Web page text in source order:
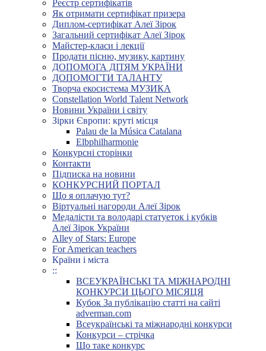
Реєстр сертифікатів
Як отримати сертифікат призера
Диплом-сертифікат Алеї Зірок
Загальний сертифікат Алеї Зірок
Майстер-класи і лекції
Продати пісню, музику, картину
ДОПОМОГА ДІТЯМ УКРАЇНИ
ДОПОМОГТИ ТАЛАНТУ
Творча екосистема МУЗИКА
Constellation World Talent Network
Новини України і світу
Зірки Європи: круті місця
Palau de la Música Catalana
Elbphilharmonie
Конкурсні сторінки
Контакти
Підписка на новини
КОНКУРСНИЙ ПОРТАЛ
Що я оплачую тут?
Віртуальні нагороди Алеї Зірок
Медалісти та володарі статуеток і кубків
Алеї Зірок України
Alley of Stars: Europe
For American teachers
Країни і міста
::
ВСЕУКРАЇНСЬКІ ТА МІЖНАРОДНІ
КОНКУРСИ ЦЬОГО МІСЯЦЯ
Кубок За публікацію статті на сайті
adverman.com
Всеукраїнські та міжнародні конкурси
Конкурси – стрічка
Що таке конкурс